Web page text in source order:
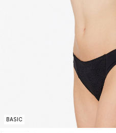
BASIC